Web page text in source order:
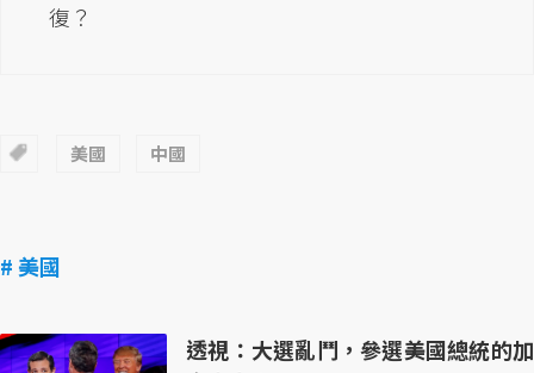
復？
美國 中國
# 美國
透視：大選亂鬥，參選美國總統的加